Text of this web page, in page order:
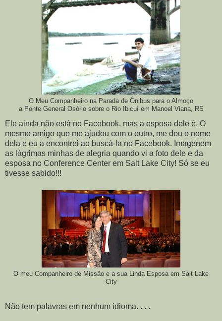
O Meu Companheiro na Parada de Ônibus para o Almoço
a Ponte General Osório sobre o Rio Ibicuí em Manoel Viana, RS
Ele ainda não está no Facebook, mas a esposa dele é. O
mesmo amigo que me ajudou com o outro, me deu o nome
dela e eu a encontrei ao buscá-la no Facebook. Imagenem
as lágrimas minhas de alegria quando vi a foto dele e da
esposa no Conference Center em Salt Lake City! Só se eu
tivesse sabido!!!
O meu Companheiro de Missão e a sua Linda Esposa em Salt Lake
City
Não tem palavras em nenhum idioma. . . .